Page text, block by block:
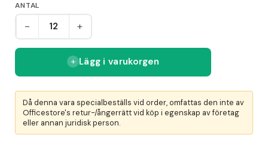
ANTAL
- +
Lägg i varukorgen
Då denna vara specialbeställs vid order, omfattas den inte av
Officestore's retur-/ångerrätt vid köp i egenskap av företag
eller annan juridisk person.